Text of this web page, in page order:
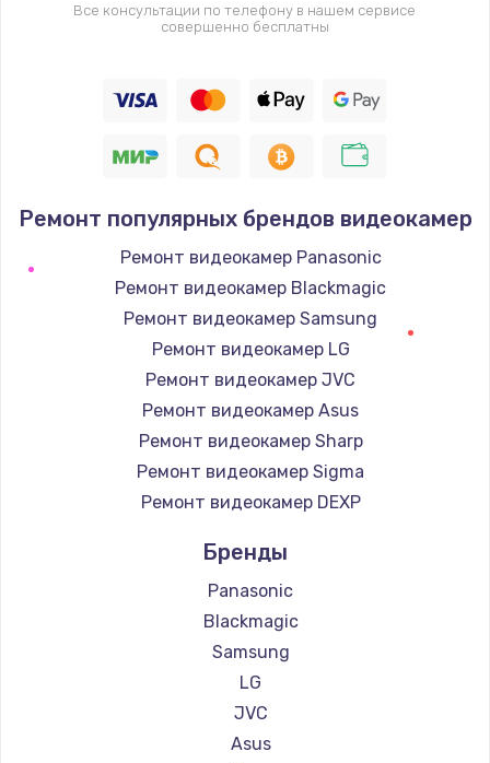
Заказать
680 руб.
2000 руб.
Заказать
Комплексная чистка
Заказать
Замена лампы подсветки
Заказать
Ремонт блока управления
2000 руб.
Заказать
Прошивка
1220 руб.
Заказать
Все консультации по телефону в нашем сервисе
совершенно бесплатны
Ремонт популярных брендов видеокамер
Ремонт видеокамер Panasonic
Ремонт видеокамер Blackmagic
Ремонт видеокамер Samsung
Ремонт видеокамер LG
Ремонт видеокамер JVC
Ремонт видеокамер Asus
Ремонт видеокамер Sharp
Ремонт видеокамер Sigma
Ремонт видеокамер DEXP
Бренды
Panasonic
Blackmagic
Samsung
LG
JVC
Asus